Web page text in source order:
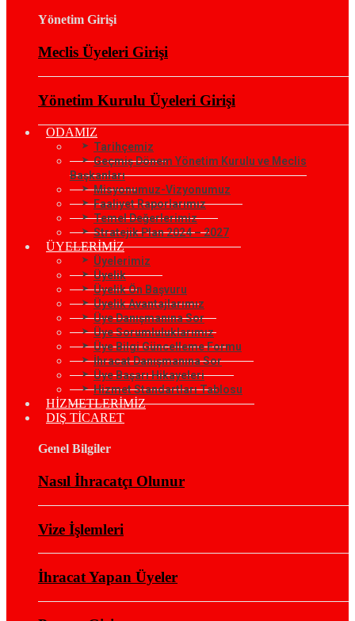
Yönetim Girişi
Meclis Üyeleri Girişi
Yönetim Kurulu Üyeleri Girişi
ODAMIZ
Tarihçemiz
Geçmiş Dönem Yönetim Kurulu ve Meclis
Başkanları
Misyonumuz-Vizyonumuz
Faaliyet Raporlarımız
Temel Değerlerimiz
Stratejik Plan 2024 – 2027
ÜYELERİMİZ
Üyelerimiz
Üyelik
Üyelik Ön Başvuru
Üyelik Avantajlarımız
Üye Danışmanına Sor
Üye Sorumluluklarımız
Üye Bilgi Güncelleme Formu
İhracat Danışmanına Sor
Üye Başarı Hikayeleri
Hizmet Standartları Tablosu
HİZMETLERİMİZ
DIŞ TİCARET
Genel Bilgiler
Nasıl İhracatçı Olunur
Vize İşlemleri
İhracat Yapan Üyeler